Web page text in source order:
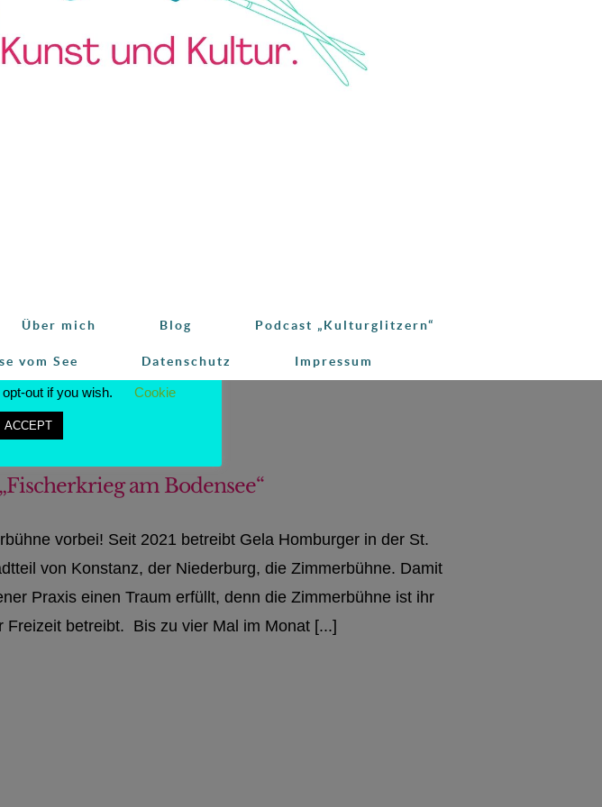
Über mich Blog Podcast „Kulturglitzern“
vom See Datenschutz Impressum
am Bodensee“
vorbei! Seit 2021 betreibt Gela Homburger in der St.
von Konstanz, der Niederburg, die Zimmerbühne. Damit
Praxis einen Traum erfüllt, denn die Zimmerbühne ist ihr
Freizeit betreibt. Bis zu vier Mal im Monat [...]
your experience. We'll assume
out if you wish.
Cookie
ACCEPT